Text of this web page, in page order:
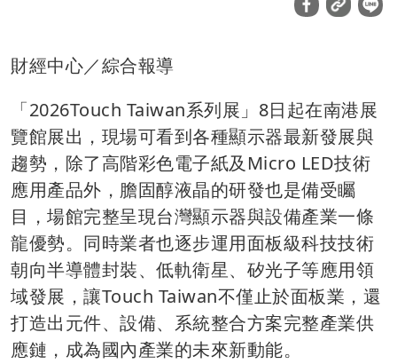
財經中心／綜合報導
「2026Touch Taiwan系列展」8日起在南港展
覽館展出，現場可看到各種顯示器最新發展與
趨勢，除了高階彩色電子紙及Micro LED技術
應用產品外，膽固醇液晶的研發也是備受矚
目，場館完整呈現台灣顯示器與設備產業一條
龍優勢。同時業者也逐步運用面板級科技技術
朝向半導體封裝、低軌衛星、矽光子等應用領
域發展，讓Touch Taiwan不僅止於面板業，還
打造出元件、設備、系統整合方案完整產業供
應鏈，成為國內產業的未來新動能。